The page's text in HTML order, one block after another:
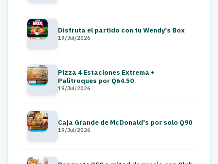
Disfruta el partido con tu Wendy's Box
19/Jul/2026
Pizza 4 Estaciones Extrema +
Palitroques por Q64.50
19/Jul/2026
Caja Grande de McDonald's por solo Q90
19/Jul/2026